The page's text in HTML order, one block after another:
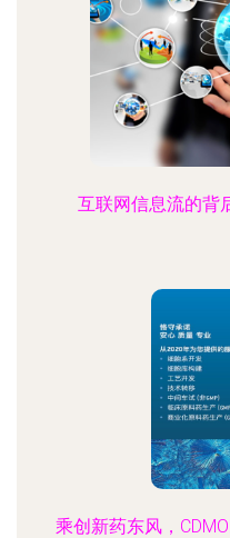
互联网信息流的背
乘创新药东风，